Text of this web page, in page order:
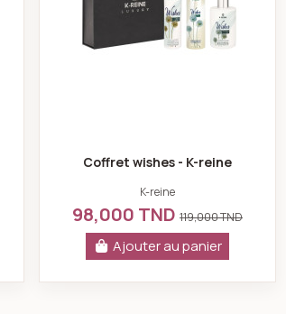
Coffret wishes - K-reine
K-reine
98,000 TND119,000 TND
Ajouter au panier